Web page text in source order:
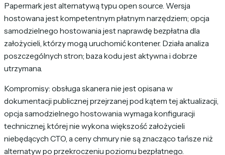
Papermark jest alternatywą typu open source. Wersja
hostowana jest kompetentnym płatnym narzędziem; opcja
samodzielnego hostowania jest naprawdę bezpłatna dla
założycieli, którzy mogą uruchomić kontener. Działa analiza
poszczególnych stron; baza kodu jest aktywna i dobrze
utrzymana.
Kompromisy: obsługa skanera nie jest opisana w
dokumentacji publicznej przejrzanej pod kątem tej aktualizacji,
opcja samodzielnego hostowania wymaga konfiguracji
technicznej, której nie wykona większość założycieli
niebędących CTO, a ceny chmury nie są znacząco tańsze niż
alternatyw po przekroczeniu poziomu bezpłatnego.